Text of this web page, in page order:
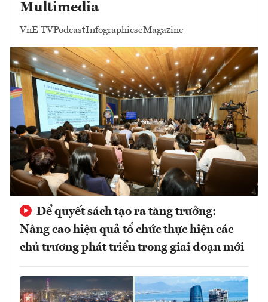
Multimedia
VnE TVPodcastInfographicseMagazine
Để quyết sách tạo ra tăng trưởng:
Nâng cao hiệu quả tổ chức thực hiện các
chủ trương phát triển trong giai đoạn mới